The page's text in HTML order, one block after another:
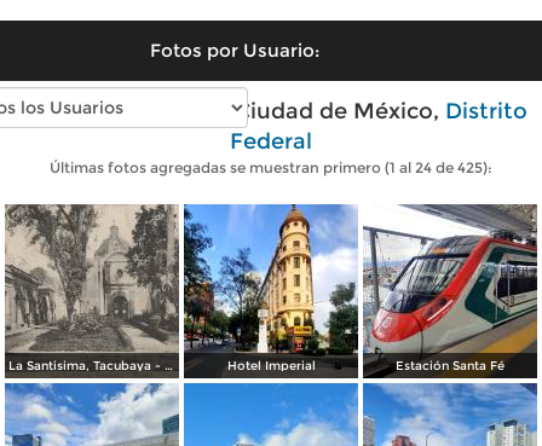
Fotos por Usuario:
Fotos modernas de Ciudad de México, Distrito
Federal
Últimas fotos agregadas se muestran primero (1 al 24 de 425):
La Santisima, Tacubaya - México Hotel Imperial Estación Santa Fé